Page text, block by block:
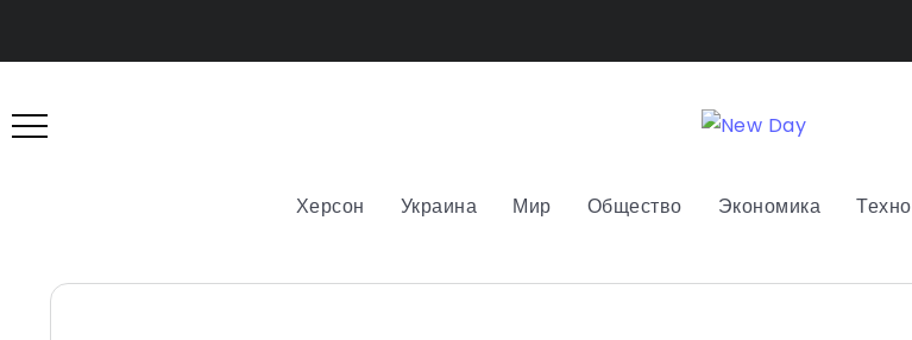
Херсон Украина Мир Общество Экономика Техно